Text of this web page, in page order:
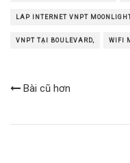
LAP INTERNET VNPT
VNPT TẠI BOULEVARD, WIFI
Bài cũ hơn